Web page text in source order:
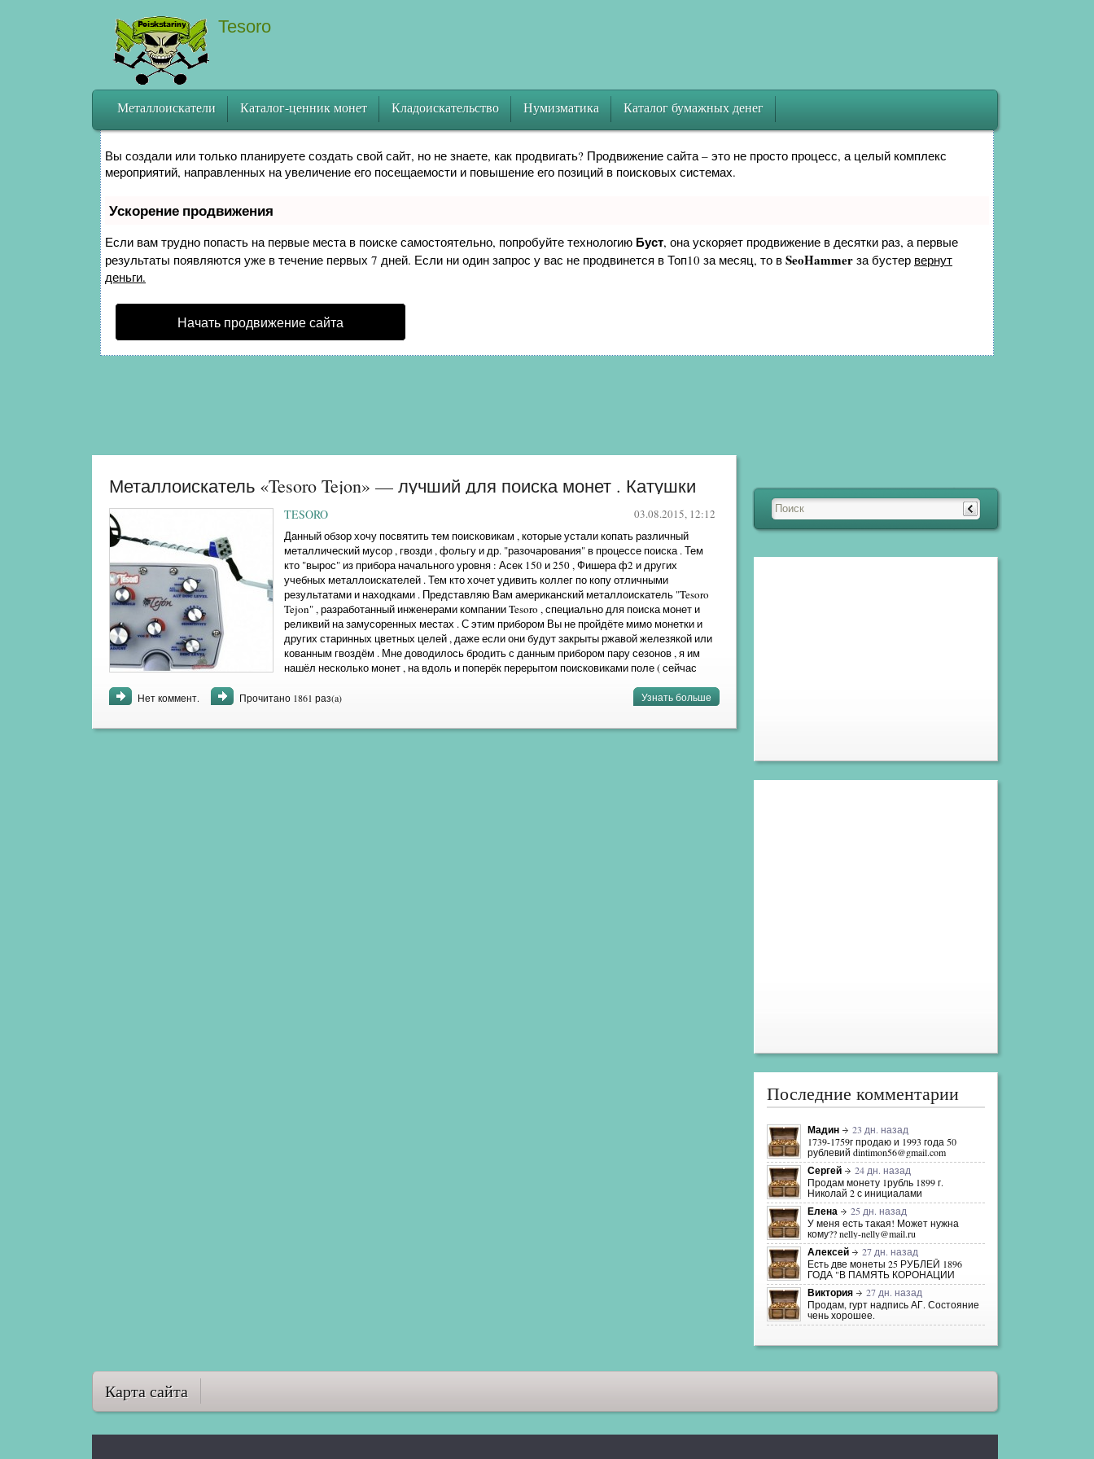
Tesoro
Как продвинуть сайт на первые места?
Вы создали или только планируете создать свой сайт, но не знаете, как продвигать? Продвижение сайта – это не просто процесс, а целый комплекс
мероприятий, направленных на увеличение его посещаемости и повышение его позиций в поисковых системах.
Ускорение продвижения
Если вам трудно попасть на первые места в поиске самостоятельно, попробуйте технологию Буст, она ускоряет продвижение в десятки раз, а первые
результаты появляются уже в течение первых 7 дней. Если ни один запрос у вас не продвинется в Топ10 за месяц, то в SeoHammer за бустер вернут
деньги.
Начать продвижение сайта
Металлоискатель «Tesoro Tejon» — лучший для поиска монет . Катушки
TESORO
03.08.2015, 12:12
Данный обзор хочу посвятить тем поисковикам , которые устали копать различный
металлический мусор , гвозди , фольгу и др. "разочарования" в процессе поиска . Тем
кто "вырос" из прибора начального уровня : Асек 150 и 250 , Фишера ф2 и других
учебных металлоискателей . Тем кто хочет удивить коллег по копу отличными
результатами и находками . Представляю Вам американский металлоискатель "Tesoro
Tejon" , разработанный инженерами компании Tesoro , специально для поиска монет и
реликвий на замусоренных местах . С этим прибором Вы не пройдёте мимо монетки и
других старинных цветных целей , даже если они будут закрыты ржавой железякой или
кованным гвоздём . Мне доводилось бродить с данным прибором пару сезонов , я им
нашёл несколько монет , на вдоль и поперёк перерытом поисковиками поле ( сейчас
Нет коммент. Прочитано 1861 раз(a)
Узнать больше
»
Последние комментарии
Мадин
23 дн. назад
1739-1759г продаю и 1993 года 50
рублевий dintimon56@gmail.com
Сергей
24 дн. назад
Продам монету 1рубль 1899 г.
Николай 2 с инициалами
Елена
25 дн. назад
У меня есть такая! Может нужна
кому?? nelly-nelly@mail.ru
Алексей
27 дн. назад
Есть две монеты 25 РУБЛЕЙ 1896
ГОДА "В ПАМЯТЬ КОРОНАЦИИ
Виктория
27 дн. назад
Продам, гурт надпись АГ. Состояние
чень хорошее.
Металлоискатели Каталог-ценник монет Кладоискательство Нумизматика Каталог бумажных денег
Карта сайта